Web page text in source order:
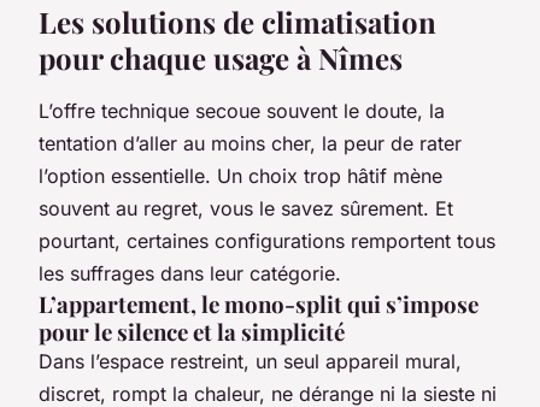
Les solutions de climatisation
pour chaque usage à Nîmes
L’offre technique secoue souvent le doute, la
tentation d’aller au moins cher, la peur de rater
l’option essentielle. Un choix trop hâtif mène
souvent au regret, vous le savez sûrement. Et
pourtant, certaines configurations remportent tous
les suffrages dans leur catégorie.
L’appartement, le mono-split qui s’impose
pour le silence et la simplicité
Dans l’espace restreint, un seul appareil mural,
discret, rompt la chaleur, ne dérange ni la sieste ni